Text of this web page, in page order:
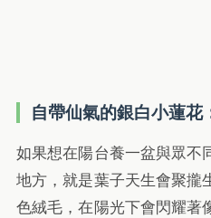
自帶仙氣的銀白小蓮花
如果想在陽台養一盆與眾不
地方，就是葉子天生會聚攏
色絨毛，在陽光下會閃耀著